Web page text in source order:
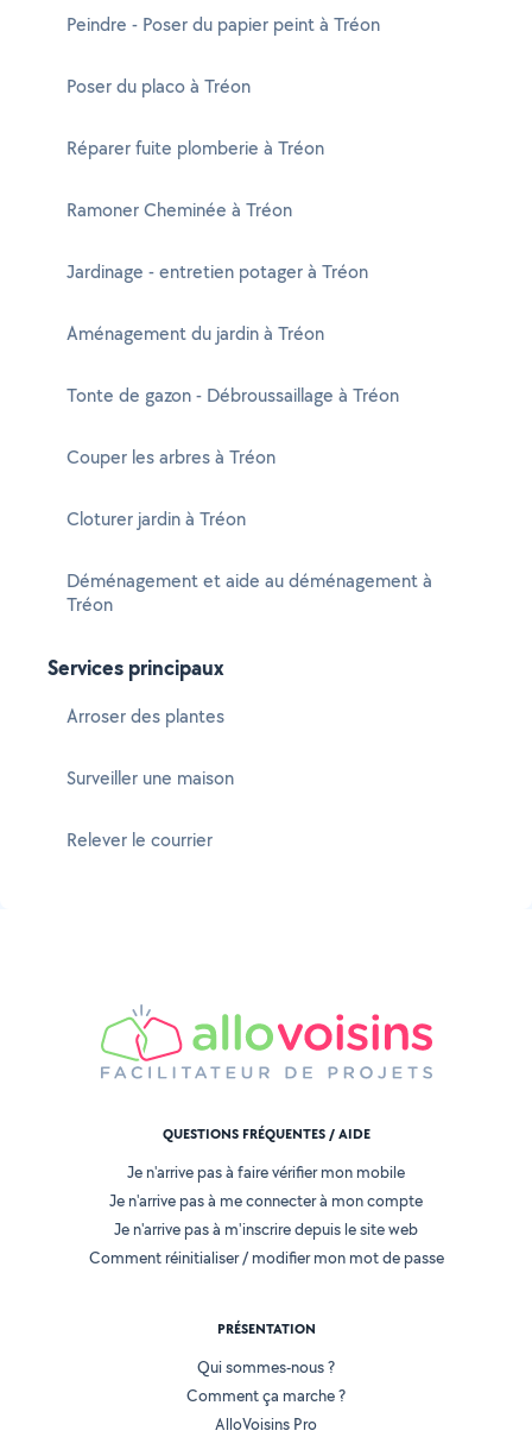
Peindre - Poser du papier peint à Tréon
Poser du placo à Tréon
Réparer fuite plomberie à Tréon
Ramoner Cheminée à Tréon
Jardinage - entretien potager à Tréon
Aménagement du jardin à Tréon
Tonte de gazon - Débroussaillage à Tréon
Couper les arbres à Tréon
Cloturer jardin à Tréon
Déménagement et aide au déménagement à
Tréon
Services principaux
Arroser des plantes
Surveiller une maison
Relever le courrier
QUESTIONS FRÉQUENTES / AIDE
Je n'arrive pas à faire vérifier mon mobile
Je n'arrive pas à me connecter à mon compte
Je n'arrive pas à m'inscrire depuis le site web
Comment réinitialiser / modifier mon mot de passe
PRÉSENTATION
Qui sommes-nous ?
Comment ça marche ?
AlloVoisins Pro